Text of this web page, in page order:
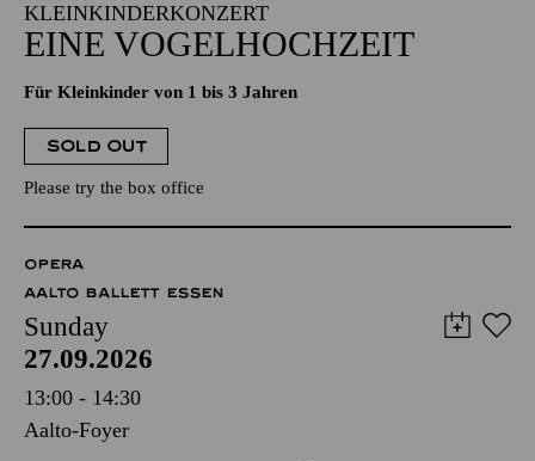
KLEINKINDERKONZERT
EINE VOGELHOCHZEIT
Für Kleinkinder von 1 bis 3 Jahren
SOLD OUT
Please try the box office
OPERA
AALTO BALLETT ESSEN
Sunday
27.09.2026
13:00 - 14:30
Aalto-Foyer